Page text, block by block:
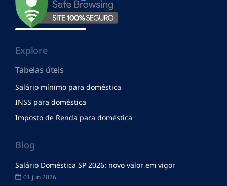
Explore
Tabelas úteis
Salário mínimo para doméstica
INSS para doméstica
Imposto de Renda para doméstica
Blog
Salário Doméstica SP 2026: novo valor em vigor
01 jun 2026